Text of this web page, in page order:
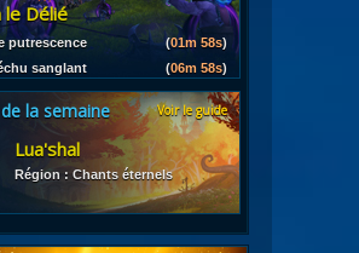
le Délié
putrescence (01m 56s)
sanglant (06m 56s)
la semaine Voir le guide
Lua'shal
Région : Chants éternels